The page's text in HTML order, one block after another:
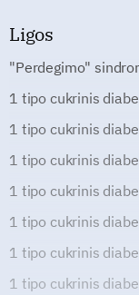
Ligos
"Perdegimo"
1 tipo cukrinis
1 tipo cukrinis
1 tipo cukrinis
1 tipo cukrinis
1 tipo cukrinis
1 tipo cukrinis
1 tipo cukrinis